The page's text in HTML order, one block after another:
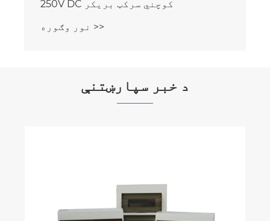
250V DC کوچني سرکټ بریکر
نور وګوره >>
د خبر سپارښتنې